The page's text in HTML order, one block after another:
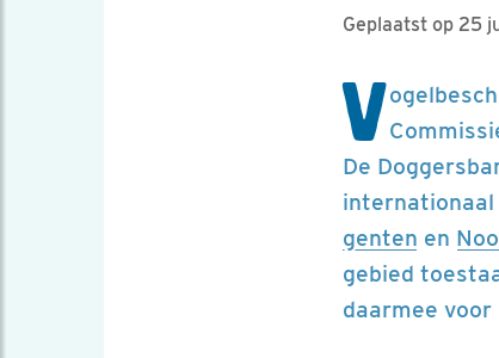
Geplaatst op 25
V
De
internationaal
genten en
gebied
daarmee